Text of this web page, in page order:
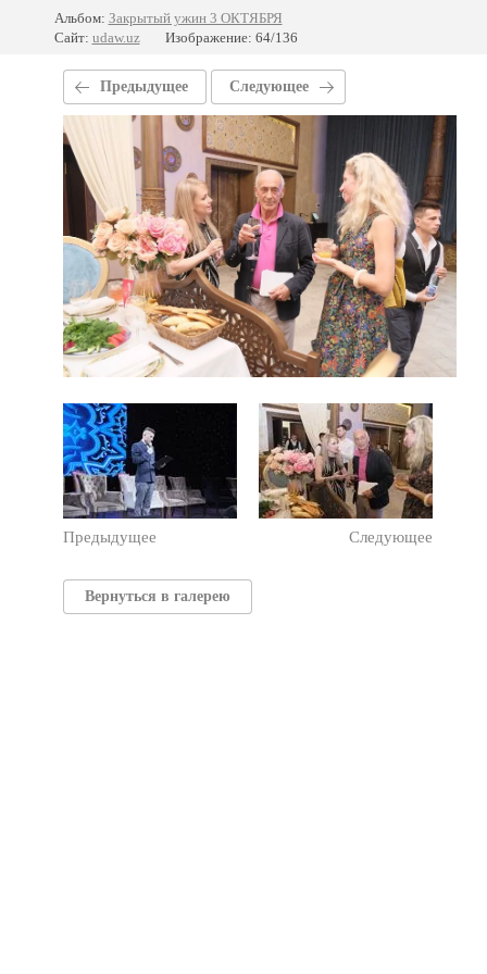
Альбом: Закрытый ужин 3 ОКТЯБРЯ
Сайт: udaw.uz Изображение: 64/136
Предыдущее Следующее
Предыдущее Следующее
Вернуться в галерею